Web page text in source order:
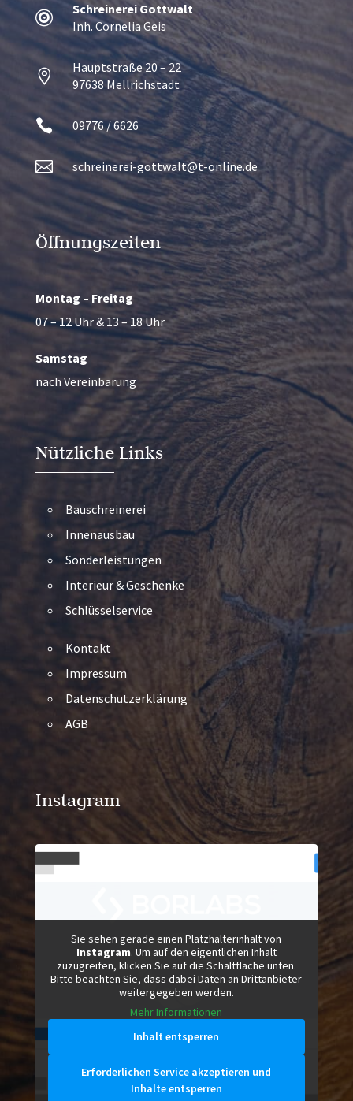

Schreinerei Gottwalt
Inh. Cornelia Geis

Hauptstraße 20 – 22
97638 Mellrichstadt
 09776 / 6626
 schreinerei-gottwalt@t-online.de
Öffnungszeiten
Montag – Freitag
07 – 12 Uhr & 13 – 18 Uhr
Samstag
nach Vereinbarung
Nützliche Links
Bauschreinerei
Innenausbau
Sonderleistungen
Interieur & Geschenke
Schlüsselservice
Kontakt
Impressum
Datenschutzerklärung
AGB
Instagram
Sie sehen gerade einen Platzhalterinhalt von
Instagram. Um auf den eigentlichen Inhalt
zuzugreifen, klicken Sie auf die Schaltfläche unten.
Bitte beachten Sie, dass dabei Daten an Drittanbieter
weitergegeben werden.
Mehr Informationen
Inhalt entsperren
Erforderlichen Service akzeptieren und
Inhalte entsperren